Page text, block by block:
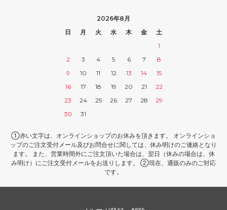
2026年8月
日
月 火 水 木 金
土
1
2
3 4 5 6 7
8
9
10 11 12 13 14
15
16
17 18 19 20 21
22
23
24 25 26 27 28
29
30
31
①赤い文字は、オンラインショップのお休みを頂きます。 オンラインショ
ップのご注文受付メール及びお問合せに関しては、休み明けのご連絡となり
ます。 また、営業時間外にご注文頂いた場合は、翌日（休みの場合は、休
み明け）にご注文受付メールをお送りします。 ②現在、通販のみのご対応
です。